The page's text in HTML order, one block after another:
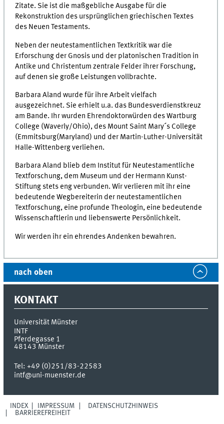
Zitate. Sie ist die maßgebliche Ausgabe für die
Rekonstruktion des ursprünglichen griechischen Textes
des Neuen Testaments.
Neben der neutestamentlichen Textkritik war die
Erforschung der Gnosis und der platonischen Tradition in
Antike und Christentum zentrale Felder ihrer Forschung,
auf denen sie große Leistungen vollbrachte.
Barbara Aland wurde für ihre Arbeit vielfach
ausgezeichnet. Sie erhielt u.a. das Bundesverdienstkreuz
am Bande. Ihr wurden Ehrendoktorwürden des Wartburg
College (Waverly/Ohio), des Mount Saint Mary´s College
(Emmitsburg(Maryland) und der Martin-Luther-Universität
Halle-Wittenberg verliehen.
Barbara Aland blieb dem Institut für Neutestamentliche
Textforschung, dem Museum und der Hermann Kunst-
Stiftung stets eng verbunden. Wir verlieren mit ihr eine
bedeutende Wegbereiterin der neutestamentlichen
Textforschung, eine profunde Theologin, eine bedeutende
Wissenschaftlerin und liebenswerte Persönlichkeit.
Wir werden ihr ein ehrendes Andenken bewahren.
nach oben
KONTAKT
Universität Münster
INTF
Pferdegasse 1
48143 Münster
Tel:+49 (0)251/83-22583
intf@uni-muenster.de
INDEX IMPRESSUM
DATENSCHUTZHINWEIS
BARRIEREFREIHEIT